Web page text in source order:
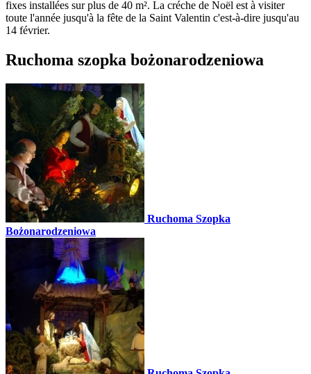
fixes installées sur plus de 40 m². La créche de Noël est à visiter
toute l'année jusqu'à la fête de la Saint Valentin c'est-à-dire jusqu'au
14 février.
Ruchoma szopka bożonarodzeniowa
Ruchoma Szopka
Bożonarodzeniowa